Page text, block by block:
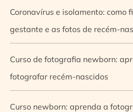
Coronavírus e isolamento: como
gestante e as fotos de recém-
Curso de fotografia newborn:
fotografar recém-nascidos
Curso newborn: aprenda a